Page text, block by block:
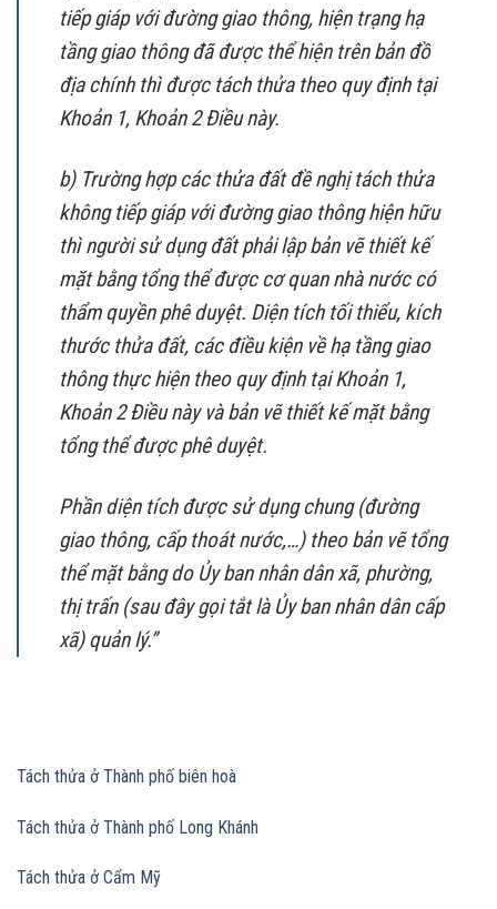
tiếp giáp với đường giao thông, hiện trạng hạ
tầng giao thông đã được thể hiện trên bản đồ
địa chính thì được tách thửa theo quy định tại
Khoản 1, Khoản 2 Điều này.
b) Trường hợp các thửa đất đề nghị tách thửa
không tiếp giáp với đường giao thông hiện hữu
thì người sử dụng đất phải lập bản vẽ thiết kế
mặt bằng tổng thể được cơ quan nhà nước có
thẩm quyền phê duyệt. Diện tích tối thiểu, kích
thước thửa đất, các điều kiện về hạ tầng giao
thông thực hiện theo quy định tại Khoản 1,
Khoản 2 Điều này và bản vẽ thiết kế mặt bằng
tổng thể được phê duyệt.
Phần diện tích được sử dụng chung (đường
giao thông, cấp thoát nước,…) theo bản vẽ tổng
thể mặt bằng do Ủy ban nhân dân xã, phường,
thị trấn (sau đây gọi tắt là Ủy ban nhân dân cấp
xã) quản lý.”
Tách thửa ở Thành phố biên hoà
Tách thửa ở Thành phố Long Khánh
Tách thửa ở Cẩm Mỹ